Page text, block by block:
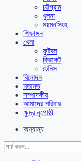
চট্টগ্রাম
খুলনা
ময়মনসিংহ
শিক্ষাঙ্গন
খেলা
ফুটবল
ক্রিকেট
টেনিস
বিনোদন
মতামত
সম্পাদকীয়
আমাদের পরিবার
ক্ষুদ্র নৃগোষ্ঠী
অন্যান্য